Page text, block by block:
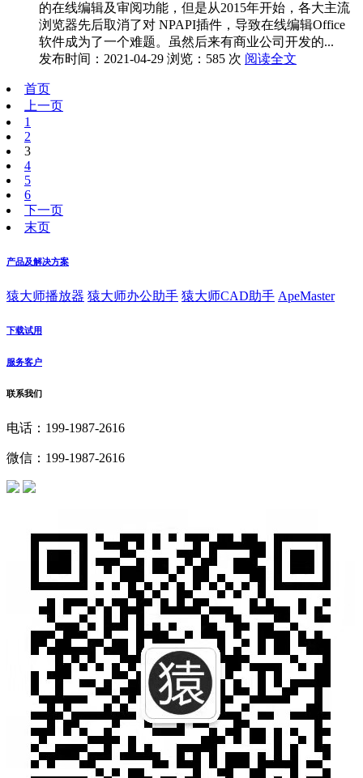
的在线编辑及审阅功能，但是从2015年开始，各大主流
浏览器先后取消了对 NPAPI插件，导致在线编辑Office
软件成为了一个难题。虽然后来有商业公司开发的...
发布时间：2021-04-29 浏览：585 次 阅读全文
首页
上一页
1
2
3
4
5
6
下一页
末页
产品及解决方案
猿大师播放器 猿大师办公助手 猿大师CAD助手 ApeMaster
下载试用
服务客户
联系我们
电话：199-1987-2616
微信：199-1987-2616